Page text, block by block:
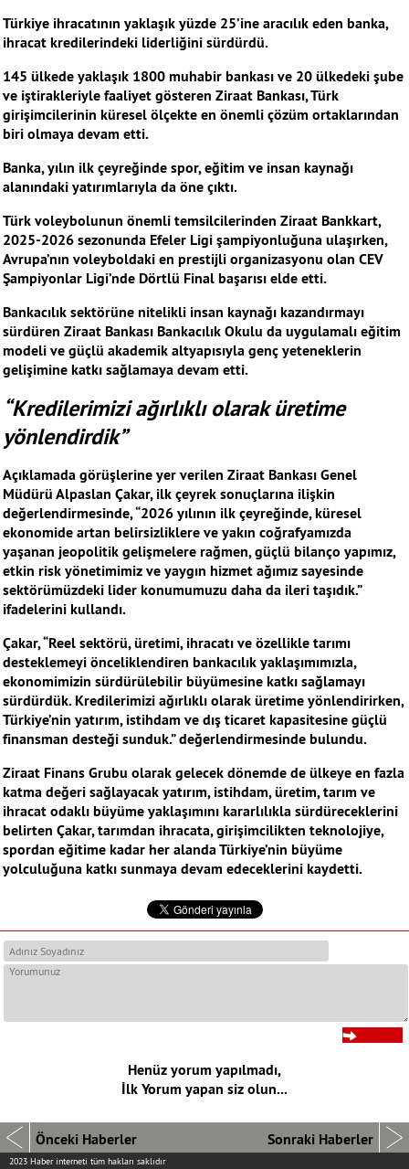
Türkiye ihracatının yaklaşık yüzde 25’ine aracılık eden banka,
ihracat kredilerindeki liderliğini sürdürdü.
145 ülkede yaklaşık 1800 muhabir bankası ve 20 ülkedeki şube
ve iştirakleriyle faaliyet gösteren Ziraat Bankası, Türk
girişimcilerinin küresel ölçekte en önemli çözüm ortaklarından
biri olmaya devam etti.
Banka, yılın ilk çeyreğinde spor, eğitim ve insan kaynağı
alanındaki yatırımlarıyla da öne çıktı.
Türk voleybolunun önemli temsilcilerinden Ziraat Bankkart,
2025-2026 sezonunda Efeler Ligi şampiyonluğuna ulaşırken,
Avrupa’nın voleyboldaki en prestijli organizasyonu olan CEV
Şampiyonlar Ligi’nde Dörtlü Final başarısı elde etti.
Bankacılık sektörüne nitelikli insan kaynağı kazandırmayı
sürdüren Ziraat Bankası Bankacılık Okulu da uygulamalı eğitim
modeli ve güçlü akademik altyapısıyla genç yeteneklerin
gelişimine katkı sağlamaya devam etti.
“Kredilerimizi ağırlıklı olarak üretime
yönlendirdik”
Açıklamada görüşlerine yer verilen Ziraat Bankası Genel
Müdürü Alpaslan Çakar, ilk çeyrek sonuçlarına ilişkin
değerlendirmesinde, “2026 yılının ilk çeyreğinde, küresel
ekonomide artan belirsizliklere ve yakın coğrafyamızda
yaşanan jeopolitik gelişmelere rağmen, güçlü bilanço yapımız,
etkin risk yönetimimiz ve yaygın hizmet ağımız sayesinde
sektörümüzdeki lider konumumuzu daha da ileri taşıdık.”
ifadelerini kullandı.
Çakar, “Reel sektörü, üretimi, ihracatı ve özellikle tarımı
desteklemeyi önceliklendiren bankacılık yaklaşımımızla,
ekonomimizin sürdürülebilir büyümesine katkı sağlamayı
sürdürdük. Kredilerimizi ağırlıklı olarak üretime yönlendirirken,
Türkiye’nin yatırım, istihdam ve dış ticaret kapasitesine güçlü
finansman desteği sunduk.” değerlendirmesinde bulundu.
Ziraat Finans Grubu olarak gelecek dönemde de ülkeye en fazla
katma değeri sağlayacak yatırım, istihdam, üretim, tarım ve
ihracat odaklı büyüme yaklaşımını kararlılıkla sürdüreceklerini
belirten Çakar, tarımdan ihracata, girişimcilikten teknolojiye,
spordan eğitime kadar her alanda Türkiye’nin büyüme
yolculuğuna katkı sunmaya devam edeceklerini kaydetti.
Henüz yorum yapılmadı,
İlk Yorum yapan siz olun...
Önceki Haberler Sonraki Haberler
2023 Haber interneti tüm hakları saklıdır